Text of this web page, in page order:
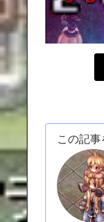
この記事